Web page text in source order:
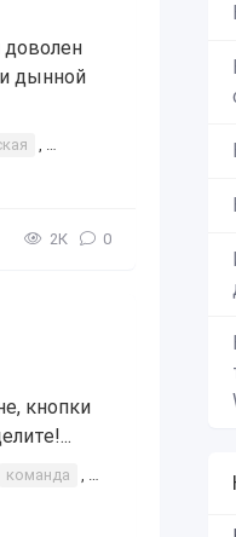
доволен
дынной
, ферма
2К 0
кнопки
команда